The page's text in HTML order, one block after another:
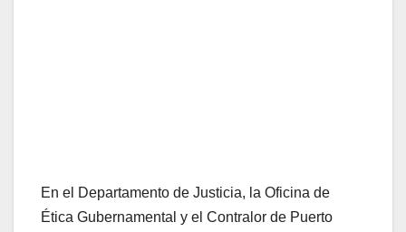
En el Departamento de Justicia, la Oficina de
Ética Gubernamental y el Contralor de Puerto